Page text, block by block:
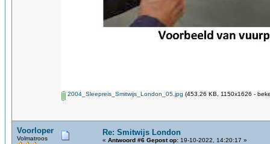
2004_Sleepreis_Smitwijs_London_05.jpg (453.26 KB, 1150x1626 -
Voorloper
Volmatroos
Re: Smitwijs London
« Antwoord #6 Gepost op: 19-10-2022, 14:20:17 »